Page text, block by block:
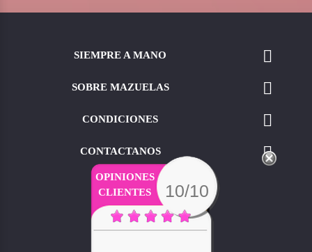
SIEMPRE A MANO 
SOBRE MAZUELAS 
CONDICIONES 
CONTACTANOS 
OPINIONES
CLIENTES
10/10